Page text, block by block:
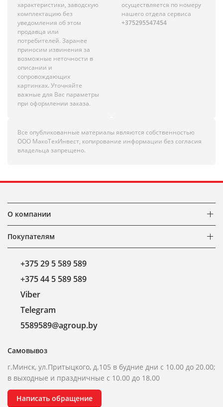
характеристики, заводскую
комплектацию без
уведомления об этом
продавца или
потребителей. Заранее
приносим извинения за
возможные неточности в
описании и
сопровождающих
картинках. Уточняйте
важные для Вас параметры
при оформлении заказа.
осуществляется по номеру
нашего отдела сервиса
+375295547454
Все опубликованные материалы являются собственностью
ООО МакоТехИнвест, копирование информации без согласия
владельца запрещено.
О компании
Покупателям
+375 29 5 589 589
+375 44 5 589 589
Viber
Telegram
5589589@agroup.by
Самовывоз
г.Минск, ул.Притыцкого, д.105 в будние дни с 10.00 до 20.00;
в выходные и праздничные с 10.00 до 18.00
Написать обращение